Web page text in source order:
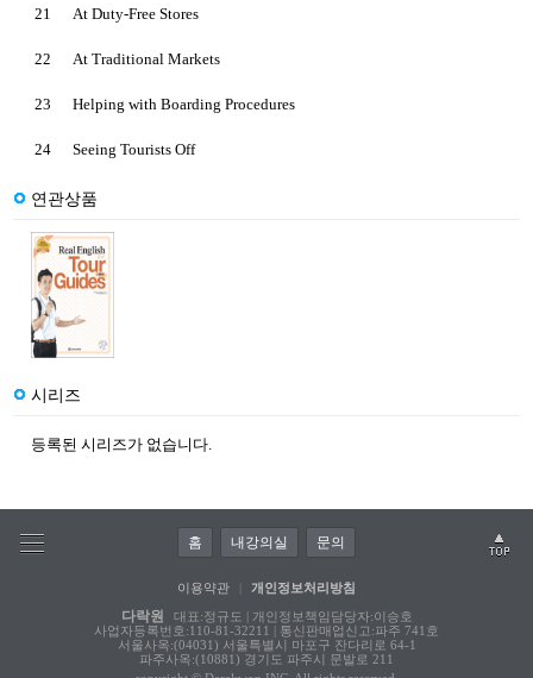
21 At Duty-Free Stores
22 At Traditional Markets
23 Helping with Boarding Procedures
24 Seeing Tourists Off
연관상품
시리즈
등록된 시리즈가 없습니다.
홈 내강의실 문의
이용약관 개인정보처리방침
다락원
대표:정규도 | 개인정보책임담당자:이승호
사업자등록번호:110-81-32211 | 통신판매업신고:파주 741호
서울사옥:(04031) 서울특별시 마포구 잔다리로 64-1
파주사옥:(10881) 경기도 파주시 문발로 211